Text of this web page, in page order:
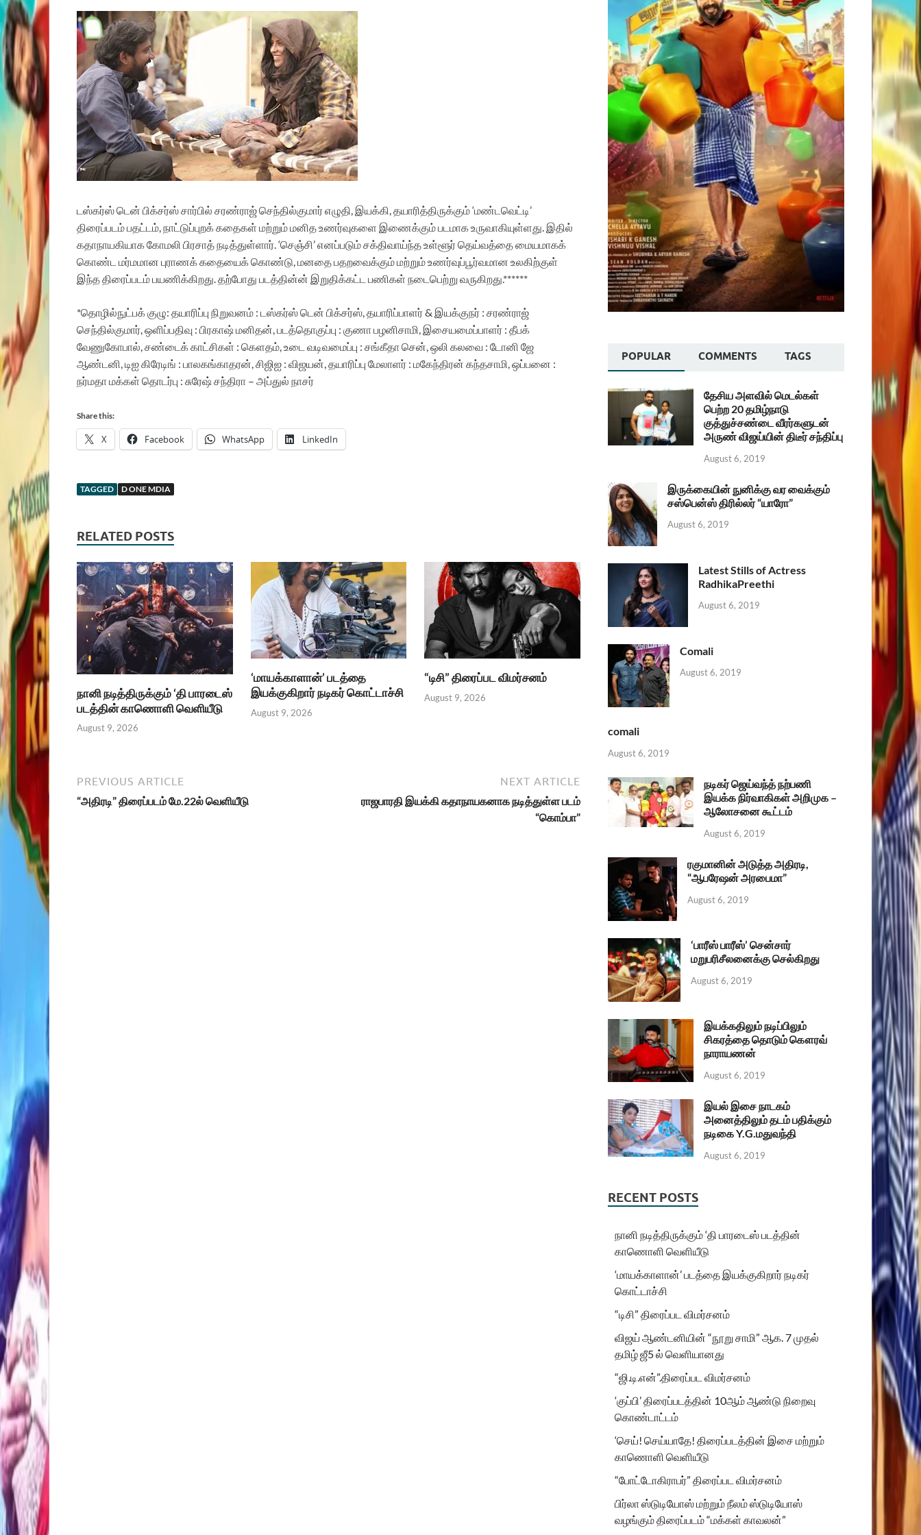
டஸ்கர்ஸ் டென் பிக்சர்ஸ் சார்பில் சரண்ராஜ் செந்தில்குமார் எழுதி, இயக்கி, தயாரித்திருக்கும் ‘மண்டவெட்டி’
திரைப்படம் பதட்டம், நாட்டுப்புறக் கதைகள் மற்றும் மனித உணர்வுகளை இணைக்கும் படமாக உருவாகியுள்ளது. இதில்
கதாநாயகியாக கோமலி பிரசாத் நடித்துள்ளார். ‘செஞ்சி’ எனப்படும் சக்திவாய்ந்த உள்ளூர் தெய்வத்தை மையமாகக்
கொண்ட மர்மமான புராணக் கதையைக் கொண்டு, மனதை பதறவைக்கும் மற்றும் உணர்வுப்பூர்வமான உலகிற்குள்
இந்த திரைப்படம் பயணிக்கிறது. தற்போது படத்தின்ன் இறுதிக்கட்ட பணிகள் நடைபெற்று வருகிறது.******
*தொழில்நுட்பக் குழு: தயாரிப்பு நிறுவனம் : டஸ்கர்ஸ் டென் பிக்சர்ஸ், தயாரிப்பாளர் & இயக்குநர் : சரண்ராஜ்
செந்தில்குமார், ஒளிப்பதிவு : பிரகாஷ் மனிதன், படத்தொகுப்பு : குணா பழனிசாமி, இசையமைப்பாளர் : தீபக்
வேணுகோபால், சண்டைக் காட்சிகள் : கெளதம்,உடை வடிவமைப்பு : சங்கீதா சென், ஒலி கலவை : டோனி ஜே
ஆண்டனி, டிஐ கிரேடிங் : பாலகங்காதரன், சிஜிஐ : விஜயன், தயாரிப்பு மேலாளர் : மகேந்திரன் கந்தசாமி, ஒப்பனை :
நர்மதா மக்கள் தொடர்பு : சுரேஷ் சந்திரா – அப்துல் நாசர்
Share this:
X Facebook WhatsApp LinkedIn
TAGGED D ONE MDIA
RELATED POSTS
நானி நடித்திருக்கும் ‘தி பாரடைஸ்
படத்தின் காணொளி வெளியீடு
August 9, 2026
‘மாயக்காளான்’ படத்தை
இயக்குகிறார் நடிகர் கொட்டாச்சி
August 9, 2026
“டிசி” திரைப்பட விமர்சனம்
August 9, 2026
PREVIOUS ARTICLE
“அதிரடி” திரைப்படம் மே.22ல் வெளியீடு
NEXT ARTICLE
ராஜபாரதி இயக்கி கதாநாயகனாக நடித்துள்ள படம்
“கொம்பா”
POPULAR COMMENTS TAGS
தேசிய அளவில் மெடல்கள்
பெற்ற 20 தமிழ்நாடு
குத்துச்சண்டை வீரர்களுடன்
அருண் விஜய்யின் திடீர் சந்திப்பு
August 6, 2019
இருக்கையின் நுனிக்கு வர வைக்கும்
சஸ்பென்ஸ் திரில்லர் “யாரோ”
August 6, 2019
Latest Stills of Actress
RadhikaPreethi
August 6, 2019
Comali
August 6, 2019
comali
August 6, 2019
நடிகர் ஜெய்வந்த் நற்பணி
இயக்க நிர்வாகிகள் அறிமுக –
ஆலோசனை கூட்டம்
August 6, 2019
ரகுமானின் அடுத்த அதிரடி,
“ஆபரேஷன் அரபைமா”
August 6, 2019
‘பாரீஸ் பாரீஸ்’ சென்சார்
மறுபரிசீலனைக்கு செல்கிறது
August 6, 2019
இயக்கதிலும் நடிப்பிலும்
சிகரத்தை தொடும் கௌரவ்
நாராயணன்
August 6, 2019
இயல் இசை நாடகம்
அனைத்திலும் தடம் பதிக்கும்
நடிகை Y.G.மதுவந்தி
August 6, 2019
RECENT POSTS
நானி நடித்திருக்கும் ‘தி பாரடைஸ் படத்தின்
காணொளி வெளியீடு
‘மாயக்காளான்’ படத்தை இயக்குகிறார் நடிகர்
கொட்டாச்சி
“டிசி” திரைப்பட விமர்சனம்
விஜய் ஆண்டனியின் “நூறு சாமி” ஆக. 7 முதல்
தமிழ் ஜீ5 ல் வெளியானது
“ஜி.டி.என்”.திரைப்பட விமர்சனம்
‘குப்பி’ திரைப்படத்தின் 10ஆம் ஆண்டு நிறைவு
கொண்டாட்டம்
‘செய்! செய்யாதே! திரைப்படத்தின் இசை மற்றும்
காணொளி வெளியீடு
“போட்டோகிராபர்” திரைப்பட விமர்சனம்
பிர்லா ஸ்டுடியோஸ் மற்றும் நீலம் ஸ்டுடியோஸ்
வழங்கும் திரைப்படம் “மக்கள் காவலன்”